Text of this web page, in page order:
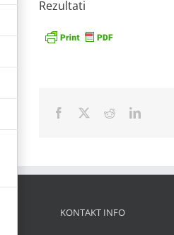
Rezultati
Facebook Reddit
KONTAKT INFO